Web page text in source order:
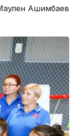
Ашимбаев